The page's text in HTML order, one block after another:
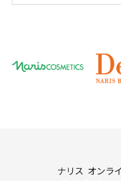
ナリス オンラ